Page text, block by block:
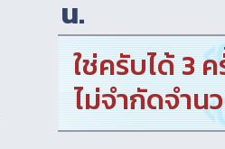
น.
ใช่ครับได้ 3
ไม่จำกัดจำน